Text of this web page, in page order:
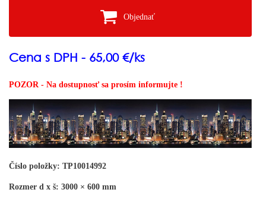
Objednať
Cena s DPH - 65,00 €/ks
POZOR - Na dostupnosť sa prosím informujte !
Číslo položky:TP10014992
Rozmer d x š: 3000 × 600 mm